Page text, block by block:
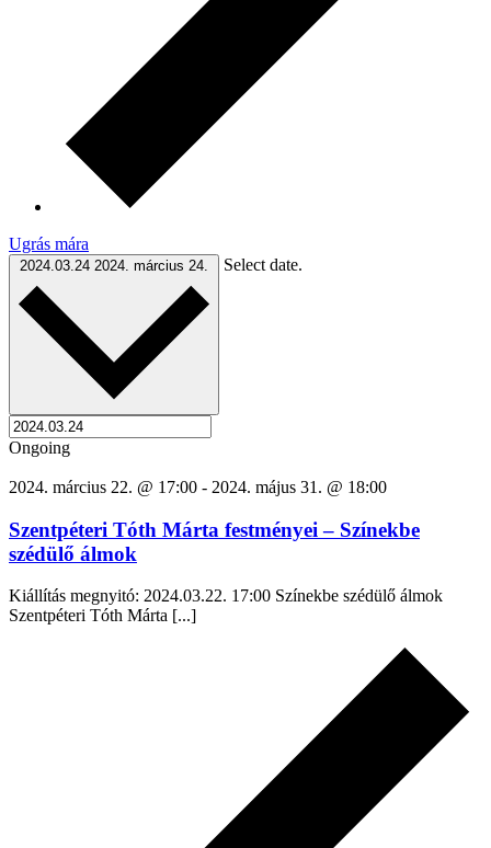
Ugrás mára
2024.03.24 2024. március 24. Select date.
Ongoing
2024. március 22. @ 17:00 - 2024. május 31. @ 18:00
Szentpéteri Tóth Márta festményei – Színekbe
szédülő álmok
Kiállítás megnyitó: 2024.03.22. 17:00 Színekbe szédülő álmok
Szentpéteri Tóth Márta [...]